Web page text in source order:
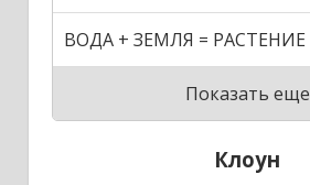
ВОДА + ЗЕМЛЯ = РАСТЕНИЕ
Показать еще
Клоун